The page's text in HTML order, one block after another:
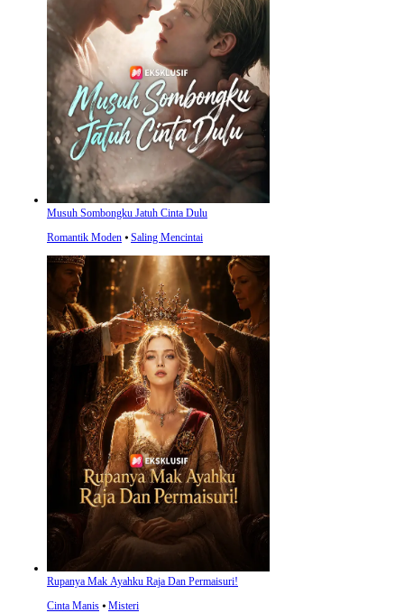
Musuh Sombongku Jatuh Cinta Dulu
Romantik Moden ⦁ Saling Mencintai
Rupanya Mak Ayahku Raja Dan Permaisuri!
Cinta Manis ⦁ Misteri